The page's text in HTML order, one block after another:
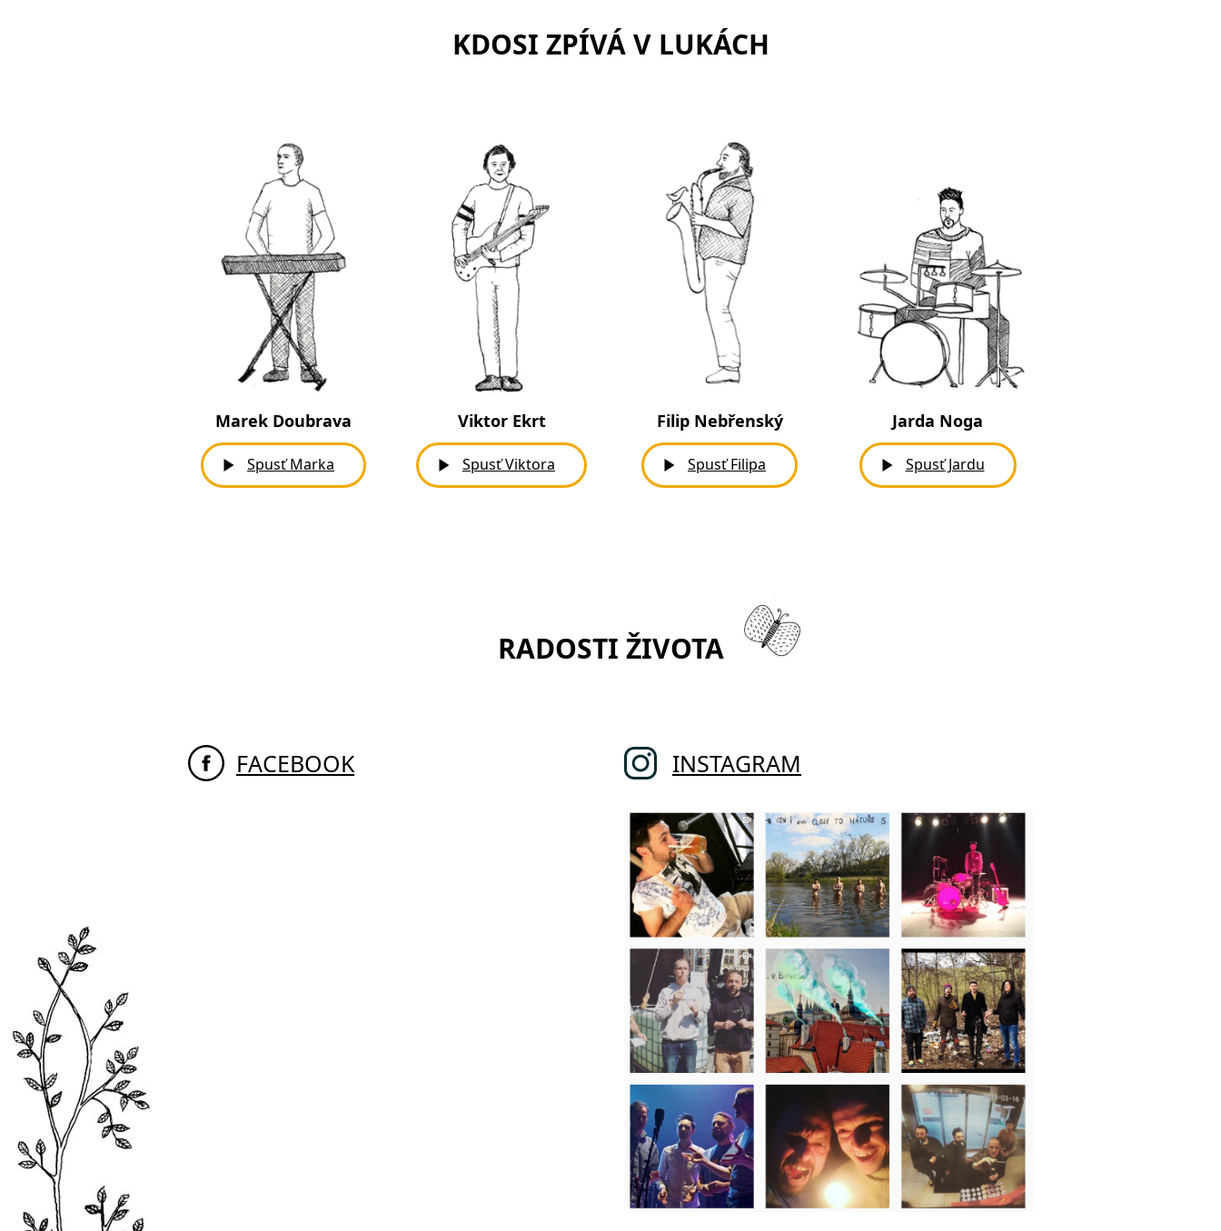
KDOSI ZPÍVÁ V LUKÁCH
Marek Doubrava
SpusťMarka
Viktor Ekrt
SpusťViktora
Filip Nebřenský
SpusťFilipa
Jarda Noga
SpusťJardu
RADOSTI ŽIVOTA
FACEBOOK INSTAGRAM